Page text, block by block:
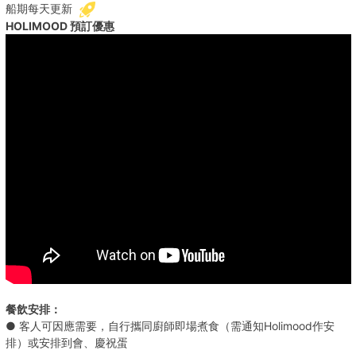
船期每天更新
HOLIMOOD 預訂優惠
餐飲安排：
● 客人可因應需要，自行攜同廚師即場煮食（需通知Holimood作安
排）或安排到會、慶祝蛋